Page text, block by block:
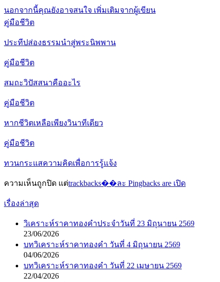
นอกจากนี้คุณยังอาจสนใจ เพิ่มเติมจากผู้เขียน
คู่มือชีวิต
ประทีปส่องธรรมนำสู่พระนิพพาน
คู่มือชีวิต
สมถะวิปัสสนาคืออะไร
คู่มือชีวิต
หากชีวิตเหลือเพียงวินาทีเดียว
คู่มือชีวิต
ทวนกระแสความคิดเพื่อการรู้แจ้ง
ความเห็นถูกปิด แต่trackbacks��ละ Pingbacks are เปิด
เรื่องล่าสุด
วิเคราะห์ราคาทองคำประจำวันที่ 23 มิถุนายน 2569
23/06/2026
บทวิเคราะห์ราคาทองคำ วันที่ 4 มิถุนายน 2569
04/06/2026
บทวิเคราะห์ราคาทองคำ วันที่ 22 เมษายน 2569
22/04/2026